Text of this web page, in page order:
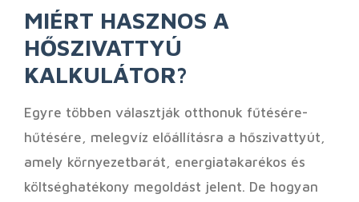
MIÉRT HASZNOS A
HŐSZIVATTYÚ
KALKULÁTOR?
Egyre többen választják otthonuk fűtésére-
hűtésére, melegvíz előállításra a hőszivattyút,
amely környezetbarát, energiatakarékos és
költséghatékony megoldást jelent. De hogyan